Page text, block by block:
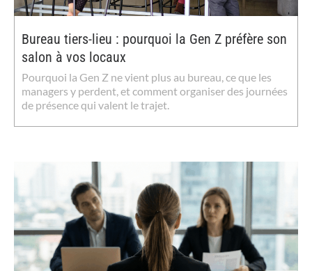
Bureau tiers-lieu : pourquoi la Gen Z préfère son
salon à vos locaux
Pourquoi la Gen Z ne vient plus au bureau, ce que les
managers y perdent, et comment organiser des journées
de présence qui valent le trajet.